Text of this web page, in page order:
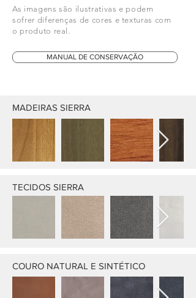
As imagens são ilustrativas e podem
sofrer diferenças de cores e texturas com
o produto real.
MANUAL DE CONSERVAÇÃO
MADEIRAS SIERRA
TECIDOS SIERRA
COURO NATURAL E SINTÉTICO